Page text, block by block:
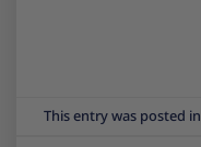
This entry was posted in